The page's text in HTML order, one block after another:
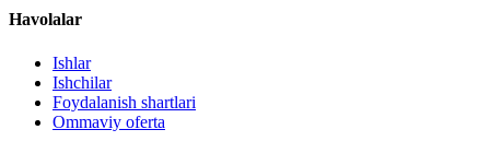
Havolalar
Ishlar
Ishchilar
Foydalanish shartlari
Ommaviy oferta